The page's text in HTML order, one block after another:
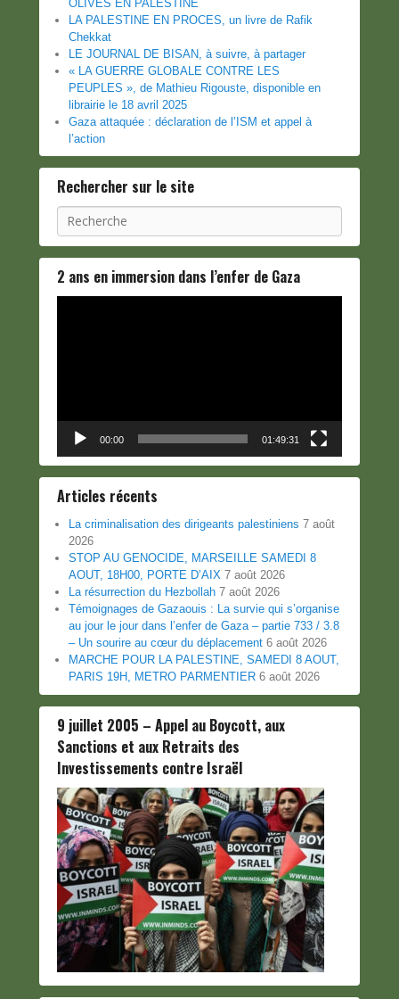
OLIVES EN PALESTINE
LA PALESTINE EN PROCES, un livre de Rafik
Chekkat
LE JOURNAL DE BISAN, à suivre, à partager
« LA GUERRE GLOBALE CONTRE LES
PEUPLES », de Mathieu Rigouste, disponible en
librairie le 18 avril 2025
Gaza attaquée : déclaration de l’ISM et appel à
l’action
Rechercher sur le site
Recherche
2 ans en immersion dans l’enfer de Gaza
00:00 01:49:31
Articles récents
La criminalisation des dirigeants palestiniens 7 août
2026
STOP AU GENOCIDE, MARSEILLE SAMEDI 8
AOUT, 18H00, PORTE D’AIX 7 août 2026
La résurrection du Hezbollah 7 août 2026
Témoignages de Gazaouis : La survie qui s’organise
au jour le jour dans l’enfer de Gaza – partie 733 / 3.8
– Un sourire au cœur du déplacement 6 août 2026
MARCHE POUR LA PALESTINE, SAMEDI 8 AOUT,
PARIS 19H, METRO PARMENTIER 6 août 2026
9 juillet 2005 – Appel au Boycott, aux
Sanctions et aux Retraits des
Investissements contre Israël